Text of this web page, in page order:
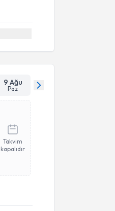
9 Ağu
Paz
Takvim
kapalıdır